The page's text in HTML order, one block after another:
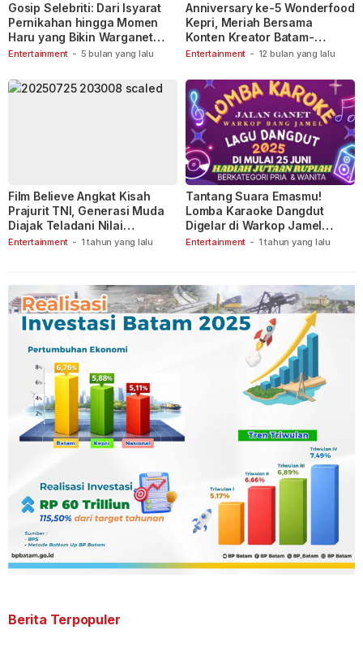
Entertainment - 5 bulan yang lalu
Gosip Selebriti: Dari Isyarat
Pernikahan hingga Momen
Haru yang Bikin Warganet
Berspekulasi
Entertainment - 12 bulan yang lalu
Anniversary ke-5 Wonderfood
Kepri, Meriah Bersama
Konten Kreator Batam-
Tanjungpinang
Entertainment - 1 tahun yang lalu
Film Believe Angkat Kisah
Prajurit TNI, Generasi Muda
Diajak Teladani Nilai
Keberanian
Entertainment - 1 tahun yang lalu
Tantang Suara Emasmu!
Lomba Karaoke Dangdut
Digelar di Warkop Jamel
Ganet
Berita Terpopuler